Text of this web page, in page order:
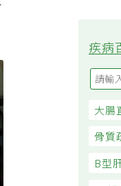
疾病